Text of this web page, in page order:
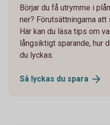
Börjar du få utrymme i
ner? Förutsättningarna att
Här kan du läsa tips om
långsiktigt sparande, hur
du lyckas.
Så lyckas du spara